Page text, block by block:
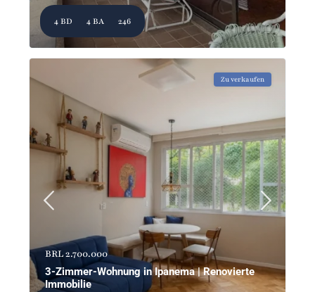
4 BD 4 BA 246
Zu verkaufen
BRL 2.700.000
3-Zimmer-Wohnung in Ipanema | Renovierte
Immobilie